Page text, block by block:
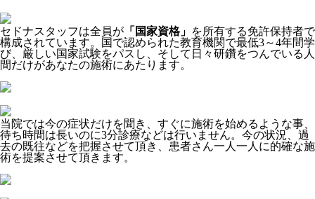
セドナスタッフは全員が 「国家資格」 を所有する免許保持者で
構成されています。国で認められた教育機関で最低3～4年間学
び、厳しい国家試験をパスし、そして日々研鑽をつんでいる人
間だけがあなたの施術にあたります。
当院では今の症状だけを聞き、すぐに施術を始めるような事、
待ち時間は長いのに3分診療などは行いません。今の状況、過
去の既往などを把握させて頂き、患者さん一人一人に的確な施
術を提案させて頂きます。